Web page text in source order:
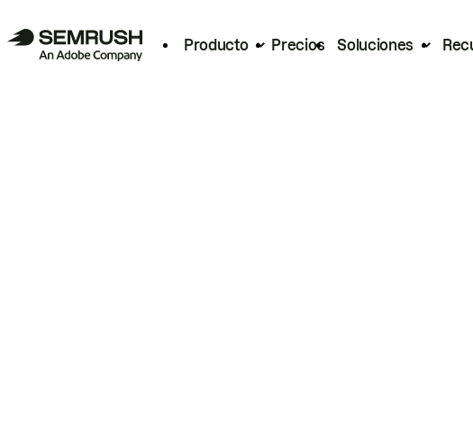
Producto Precios Soluciones